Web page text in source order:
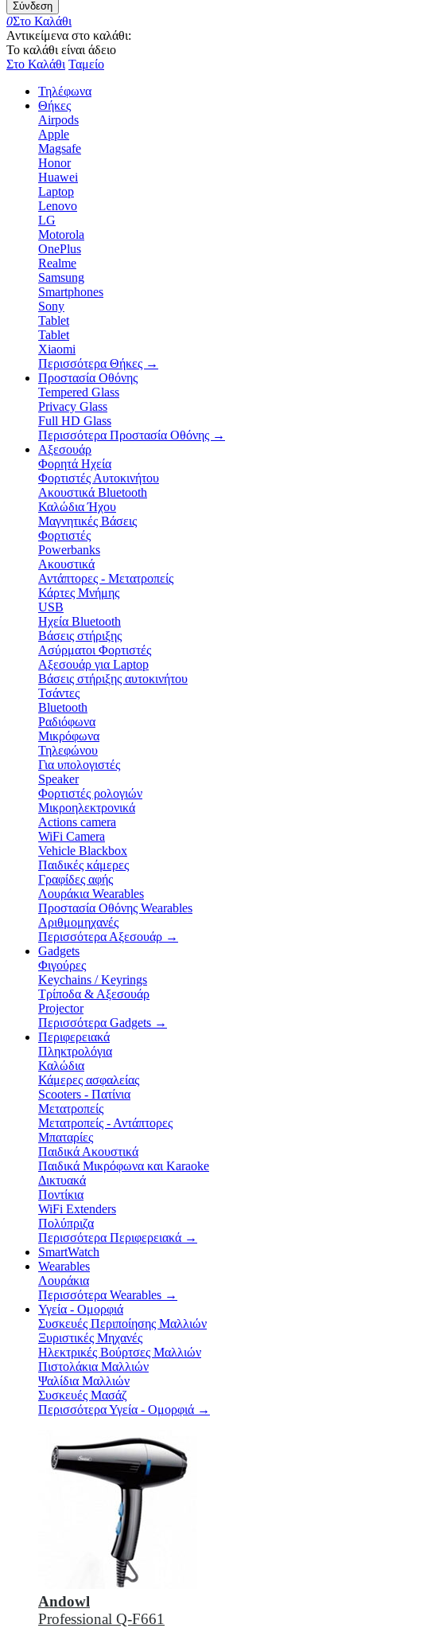
Σύνδεση
0Στο Καλάθι
Αντικείμενα στο καλάθι:
Το καλάθι είναι άδειο
Στο Καλάθι Ταμείο
Τηλέφωνα
Θήκες
Airpods
Apple
Magsafe
Honor
Huawei
Laptop
Lenovo
LG
Motorola
OnePlus
Realme
Samsung
Smartphones
Sony
Tablet
Tablet
Xiaomi
Περισσότερα Θήκες →
Προστασία Οθόνης
Tempered Glass
Privacy Glass
Full HD Glass
Περισσότερα Προστασία Οθόνης →
Αξεσουάρ
Φορητά Ηχεία
Φορτιστές Αυτοκινήτου
Ακουστικά Bluetooth
Καλώδια Ήχου
Μαγνητικές Βάσεις
Φορτιστές
Powerbanks
Ακουστικά
Αντάπτορες - Μετατροπείς
Κάρτες Μνήμης
USB
Ηχεία Bluetooth
Βάσεις στήριξης
Ασύρματοι Φορτιστές
Αξεσουάρ για Laptop
Βάσεις στήριξης αυτοκινήτου
Τσάντες
Bluetooth
Ραδιόφωνα
Μικρόφωνα
Τηλεφώνου
Για υπολογιστές
Speaker
Φορτιστές ρολογιών
Μικροηλεκτρονικά
Actions camera
WiFi Camera
Vehicle Blackbox
Παιδικές κάμερες
Γραφίδες αφής
Λουράκια Wearables
Προστασία Οθόνης Wearables
Αριθμομηχανές
Περισσότερα Αξεσουάρ →
Gadgets
Φιγούρες
Keychains / Keyrings
Τρίποδα & Αξεσουάρ
Projector
Περισσότερα Gadgets →
Περιφερειακά
Πληκτρολόγια
Καλώδια
Κάμερες ασφαλείας
Scooters - Πατίνια
Μετατροπείς
Μετατροπείς - Αντάπτορες
Μπαταρίες
Παιδικά Ακουστικά
Παιδικά Μικρόφωνα και Karaoke
Δικτυακά
Ποντίκια
WiFi Extenders
Πολύπριζα
Περισσότερα Περιφερειακά →
SmartWatch
Wearables
Λουράκια
Περισσότερα Wearables →
Υγεία - Ομορφιά
Συσκευές Περιποίησης Μαλλιών
Ξυριστικές Μηχανές
Ηλεκτρικές Βούρτσες Μαλλιών
Πιστολάκια Μαλλιών
Ψαλίδια Μαλλιών
Συσκευές Μασάζ
Περισσότερα Υγεία - Ομορφιά →
Andowl
Professional Q-F661